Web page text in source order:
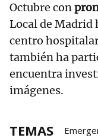
Octubre con
Local de Madrid
centro
también ha
encuentra
imágenes.
TEMAS